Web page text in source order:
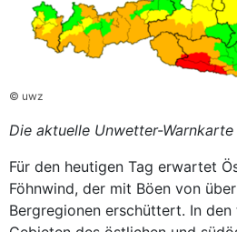
© uwz
Die aktuelle Unwetter-
Für den heutigen Tag erwartet
Föhnwind, der mit Böen von
Bergregionen erschüttert. In